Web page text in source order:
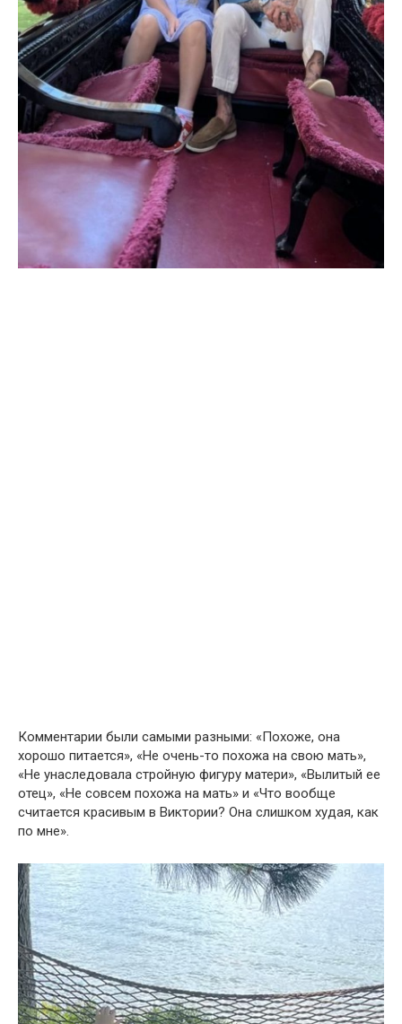
Комментарии были самыми разными: «Похоже, она
хорошо питается», «Не очень-то похожа на свою мать»,
«Не унаследовала стройную фигуру матери», «Вылитый ее
отец», «Не совсем похожа на мать» и «Что вообще
считается красивым в Виктории? Она слишком худая, как
по мне».